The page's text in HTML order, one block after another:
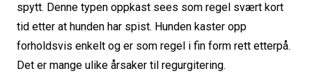
spytt. Denne typen oppkast sees som regel svært kort
tid etter at hunden har spist. Hunden kaster opp
forholdsvis enkelt og er som regel i fin form rett etterpå.
Det er mange ulike årsaker til regurgitering.